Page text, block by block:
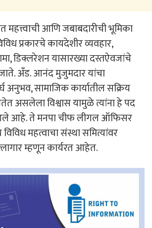
महत्त्वाची आणि जबाबदारीची भूमिका
प्रकारचे कायदेशीर व्यवहार,
डिक्लरेशन यासारख्या दस्तऐवजांचे
अँड. आनंद मुजुमदार यांचा
अनुभव, सामाजिक कार्यातील सक्रिय
असलेला विश्वास यामुळे त्यांना हे पद
आहे. ते मनपा चीफ लीगल ऑफिसर
महत्वाचा संस्था समित्यांवर
म्हणून कार्यरत आहेत.